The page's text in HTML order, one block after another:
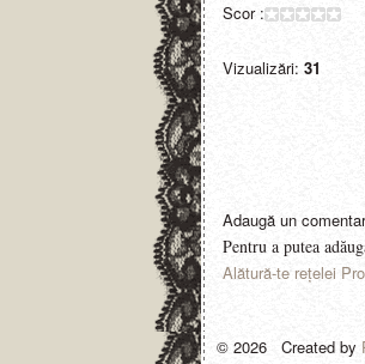
Scor :
Vizualizări: 31
Adaugă un
Pentru a putea
Alătură-te reţelei
© 2026 Created by